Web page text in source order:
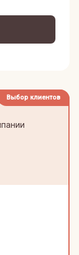
Выбор клиентов